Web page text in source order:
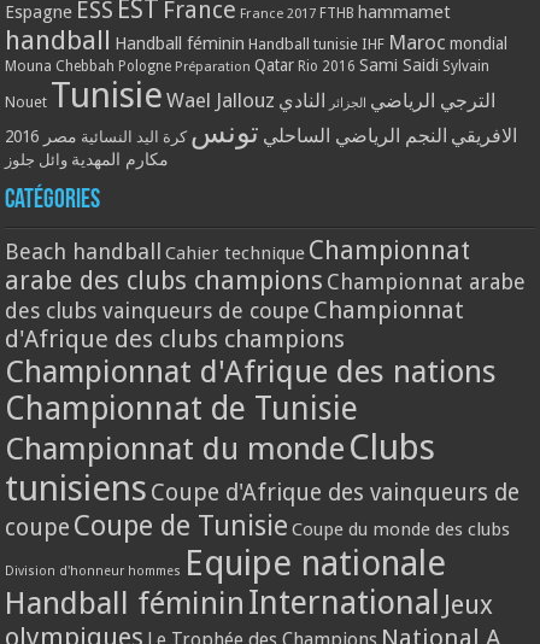
Espagne ESS EST France France 2017 FTHB hammamet
handball Handball féminin Handball tunisie IHF Maroc mondial
Mouna Chebbah Pologne Préparation Qatar Rio 2016 Sami Saidi Sylvain
Nouet Tunisie Wael Jallouz الترجي الرياضي الجزائر النادي
الافريقي النجم الرياضي الساحلي تونس كرة اليد النسائية مصر 2016
مكارم المهدية وائل جلوز
Catégories
Beach handball Cahier technique Championnat
arabe des clubs champions Championnat arabe
des clubs vainqueurs de coupe Championnat
d'Afrique des clubs champions
Championnat d'Afrique des nations
Championnat de Tunisie
Championnat du monde Clubs
tunisiens Coupe d'Afrique des vainqueurs de
coupe Coupe de Tunisie Coupe du monde des clubs
Division d'honneur hommes Equipe nationale
Handball féminin International Jeux
olympiques
National A